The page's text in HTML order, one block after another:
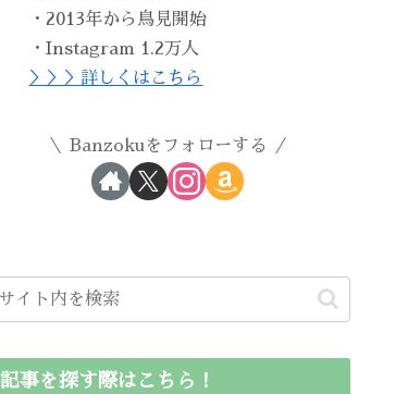
・2013年から鳥見開始
・Instagram 1.2万人
＞＞＞詳しくはこちら
Banzokuをフォローする
記事を探す際はこちら！